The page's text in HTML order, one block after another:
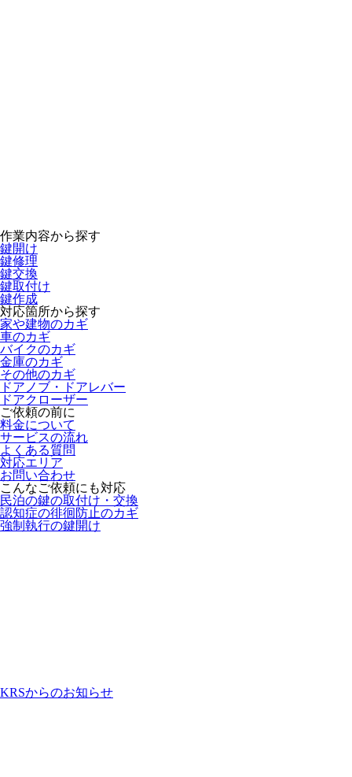
作業内容から探す
鍵開け
鍵修理
鍵交換
鍵取付け
鍵作成
対応箇所から探す
家や建物のカギ
車のカギ
バイクのカギ
金庫のカギ
その他のカギ
ドアノブ・ドアレバー
ドアクローザー
ご依頼の前に
料金について
サービスの流れ
よくある質問
対応エリア
お問い合わせ
こんなご依頼にも対応
民泊の鍵の取付け・交換
認知症の徘徊防止のカギ
強制執行の鍵開け
KRSからのお知らせ